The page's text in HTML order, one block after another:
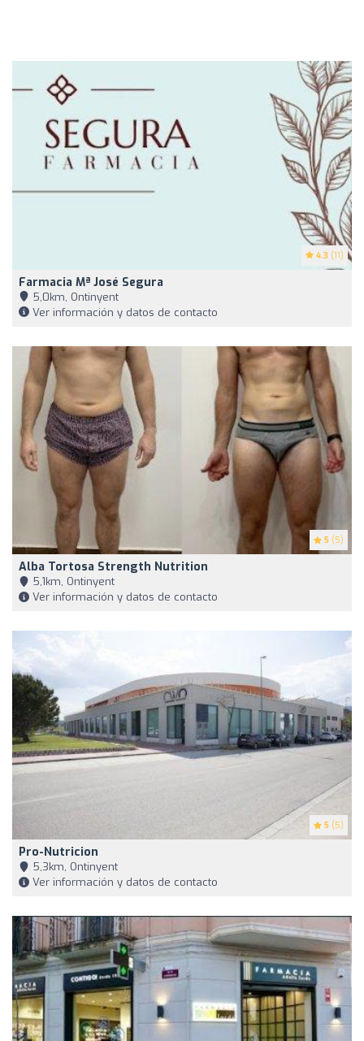
4.3 (11)
Farmacia Mª José Segura
5,0km, Ontinyent
Ver información y datos de contacto
5 (5)
Alba Tortosa Strength Nutrition
5,1km, Ontinyent
Ver información y datos de contacto
5 (5)
Pro-Nutricion
5,3km, Ontinyent
Ver información y datos de contacto